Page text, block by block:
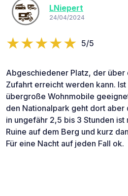
LNiepert
24/04/2024
5/5
Abgeschiedener Platz, der
Zufahrt erreicht werden kann.
übergroße Wohnmobile
den Nationalpark geht dort
in ungefähr 2,5 bis 3 Stunden
Ruine auf dem Berg und kurz
Für eine Nacht auf jeden Fall ok.